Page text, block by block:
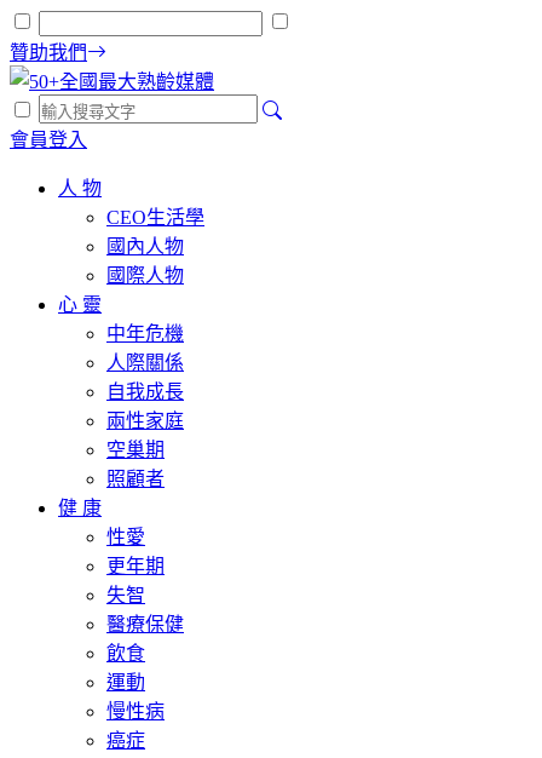
贊助我們
會員登入
人 物
CEO生活學
國內人物
國際人物
心 靈
中年危機
人際關係
自我成長
兩性家庭
空巢期
照顧者
健 康
性愛
更年期
失智
醫療保健
飲食
運動
慢性病
癌症